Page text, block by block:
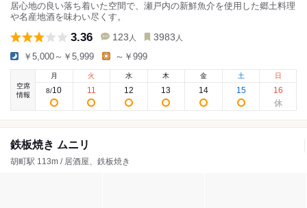
居心地の良い落ち着いた空間で、瀬戸内の新鮮魚介を使用した郷土料理
や名産地酒を味わい尽くす。
3.36 123 人 3983 人
￥5,000～￥5,999 ～￥999
空席
情報
月
8/10
火
11
水
12
木
13
金
14
土
15
日
16
鉄板焼き ムニリ
胡町駅 113m / 居酒屋、鉄板焼き